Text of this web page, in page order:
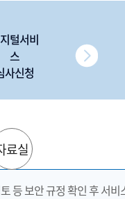
털서비
스
사신청
료실
등 보안 규정 확인 후 서비